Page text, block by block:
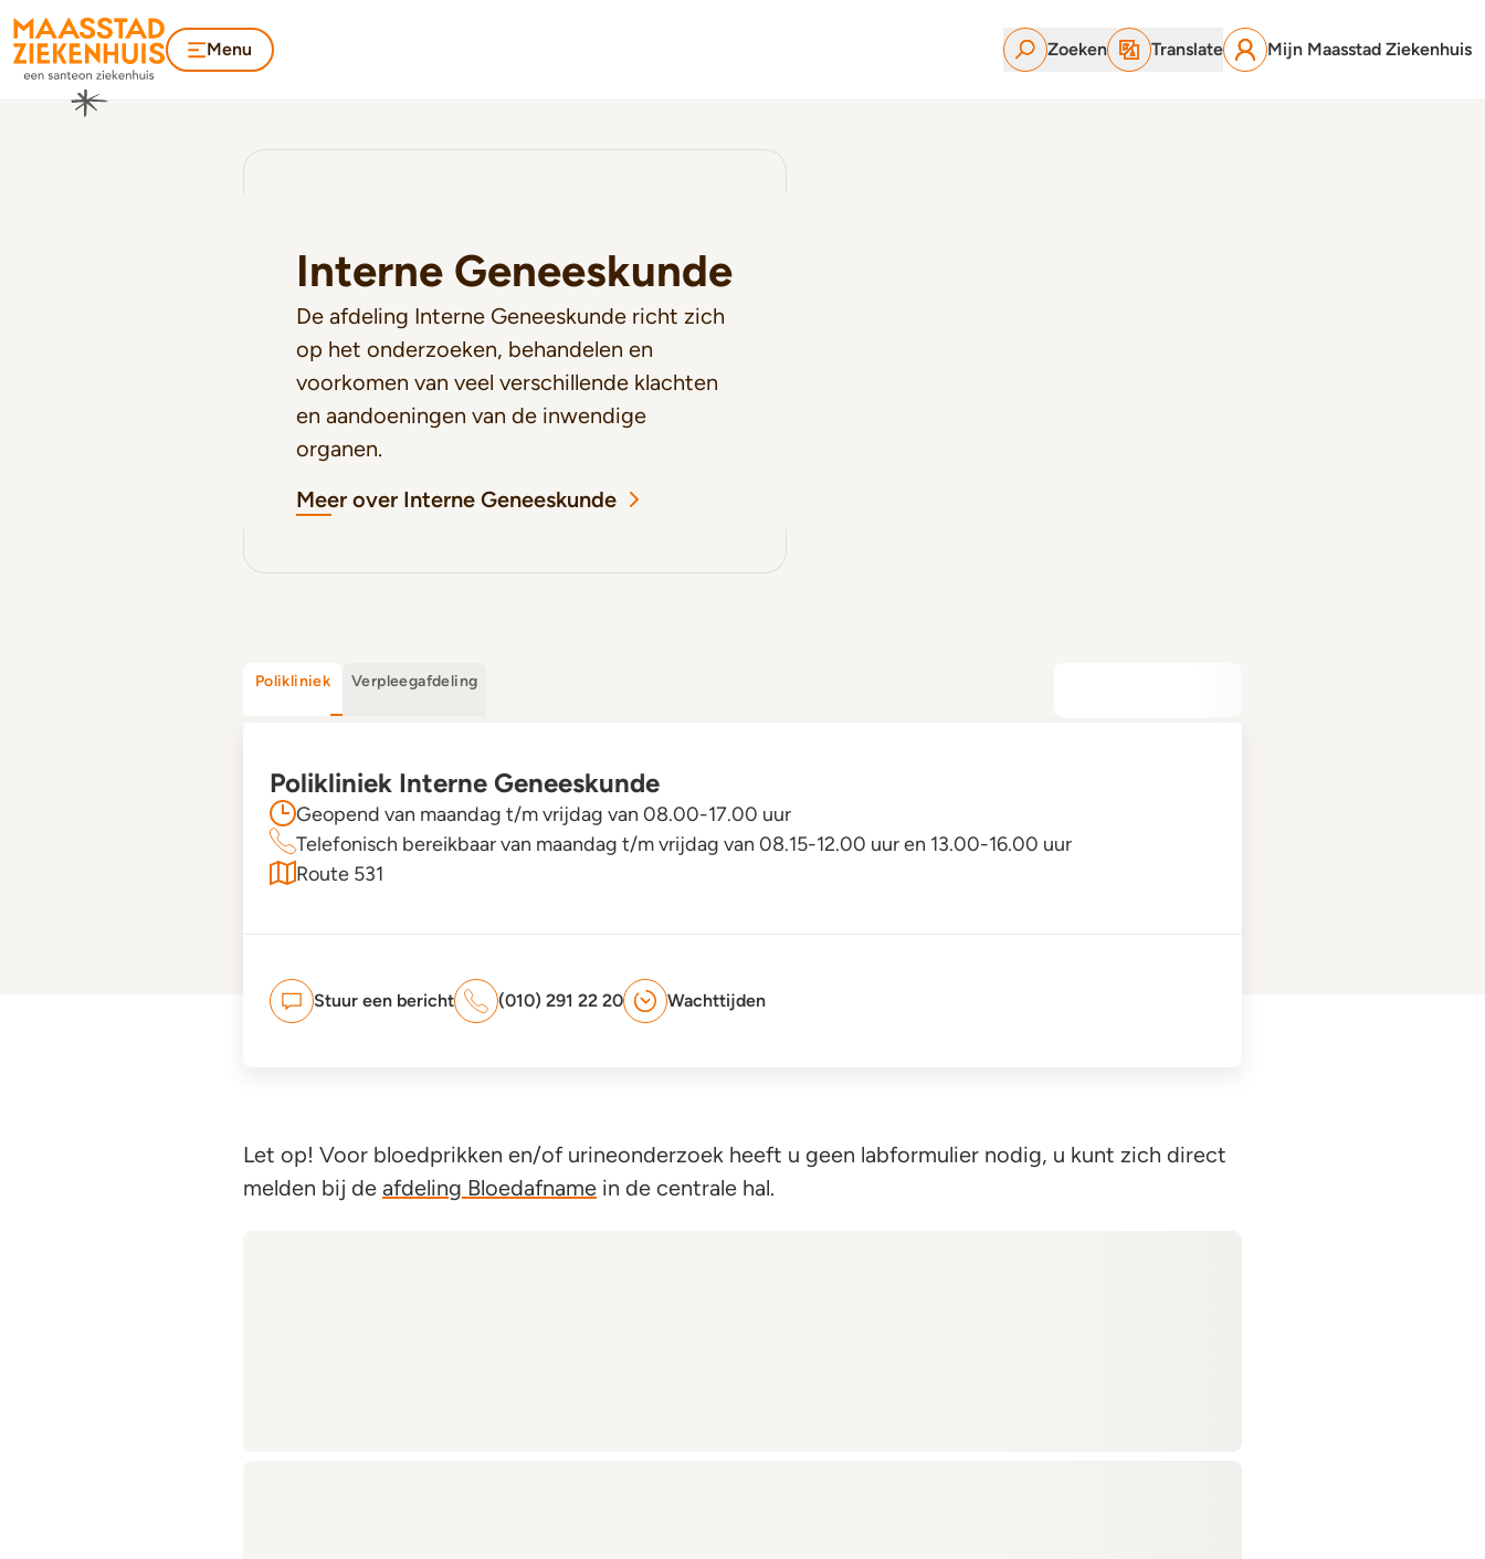
Menu Zoeken Translate Mijn Maasstad Ziekenhuis
Interne Geneeskunde
De afdeling Interne Geneeskunde richt zich
op het onderzoeken, behandelen en
voorkomen van veel verschillende klachten
en aandoeningen van de inwendige
organen.
Meer over Interne Geneeskunde
Polikliniek Verpleegafdeling
Polikliniek Interne Geneeskunde
Geopend van maandag t/m vrijdag van 08.00-17.00 uur
Telefonisch bereikbaar van maandag t/m vrijdag van 08.15-12.00 uur en 13.00-16.00 uur
Route 531
Stuur een bericht (010) 291 22 20 Wachttijden
Let op! Voor bloedprikken en/of urineonderzoek heeft u geen labformulier nodig, u kunt zich direct
melden bij de afdeling Bloedafname in de centrale hal.